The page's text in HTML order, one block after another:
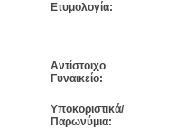
Ετυμολογία:
Αντίστοιχο
Γυναικείο:
Υποκοριστικά/
Παρωνύμια: